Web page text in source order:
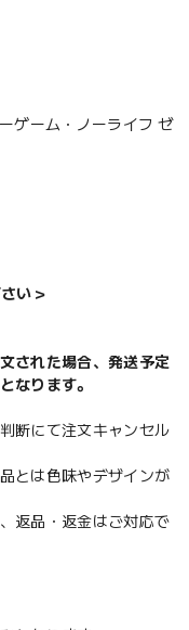
ゲーム・ノーライフ ゼ
い＞
された場合、発送予定
なります。
断にて注文キャンセル
とは色味やデザインが
返品・返金はご対応で